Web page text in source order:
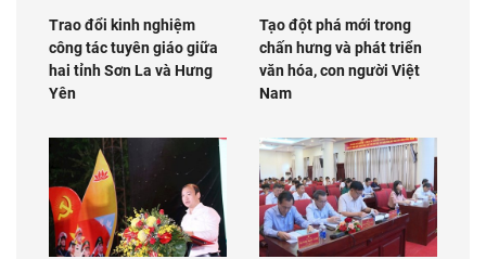
Trao đổi kinh nghiệm
công tác tuyên giáo giữa
hai tỉnh Sơn La và Hưng
Yên
Tạo đột phá mới trong
chấn hưng và phát triển
văn hóa, con người Việt
Nam